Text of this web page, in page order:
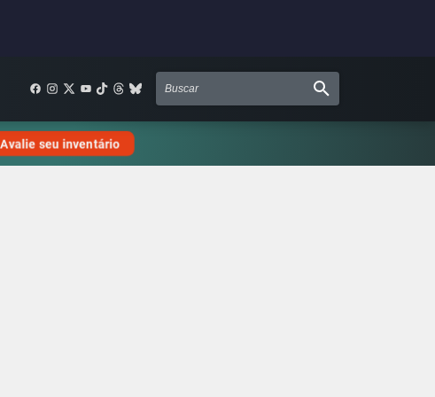
Avalie seu inventário